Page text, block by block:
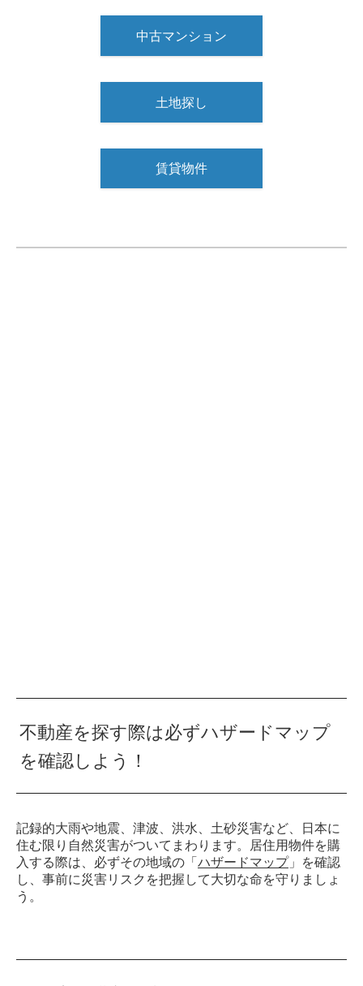
中古マンション
土地探し
賃貸物件
不動産を探す際は必ずハザードマップ
を確認しよう！
記録的大雨や地震、津波、洪水、土砂災害など、日本に
住む限り自然災害がついてまわります。居住用物件を購
入する際は、必ずその地域の「 ハザードマップ」を確認
し、事前に災害リスクを把握して大切な命を守りましょ
う。